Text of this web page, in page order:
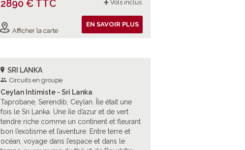
2890 € TTC Vols inclus
Afficher la carte
EN SAVOIR PLUS
SRI LANKA
Circuits en groupe
Ceylan Intimiste - Sri Lanka
Taprobane, Serendib, Ceylan. Île était une
fois le Sri Lanka. Une île d’azur et de vert
tendre riche comme un continent et fleurant
bon l’exotisme et l’aventure. Entre terre et
océan, voyage dans l’espace et dans le